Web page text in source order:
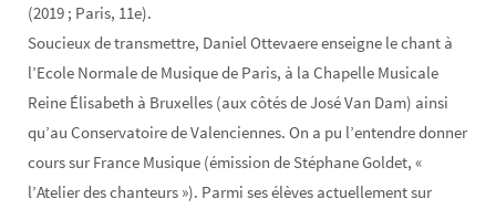
(2019 ; Paris, 11e).
Soucieux de transmettre, Daniel Ottevaere enseigne le chant à
l’Ecole Normale de Musique de Paris, à la Chapelle Musicale
Reine Élisabeth à Bruxelles (aux côtés de José Van Dam) ainsi
qu’au Conservatoire de Valenciennes. On a pu l’entendre donner
cours sur France Musique (émission de Stéphane Goldet, «
l’Atelier des chanteurs »). Parmi ses élèves actuellement sur